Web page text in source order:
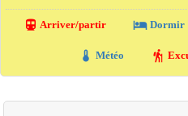
directions_transit Arriver/partir local_hotel Dormir
thermostat Météo hiking